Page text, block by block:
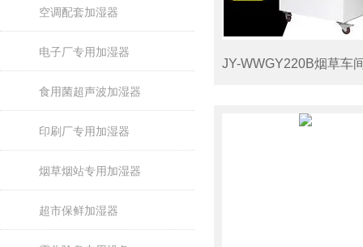
空调配套加湿器
电子厂专用加湿器
食用菌超声波加湿器
印刷厂专用加湿器
烟草烟站专用加湿器
超市保鲜加湿器